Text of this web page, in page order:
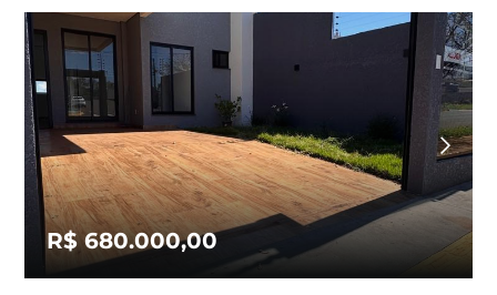
R$ 680.000,00